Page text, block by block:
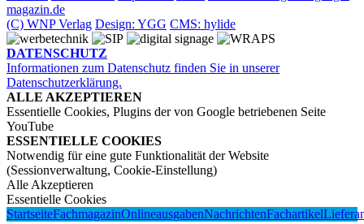
magazin.de
(C) WNP Verlag Design: YGG CMS: hylide
DATENSCHUTZ
Informationen zum Datenschutz finden Sie in unserer
Datenschutzerklärung.
ALLE AKZEPTIEREN
Essentielle Cookies, Plugins der von Google betriebenen Seite
YouTube
ESSENTIELLE COOKIES
Notwendig für eine gute Funktionalität der Website
(Sessionverwaltung, Cookie-Einstellung)
Alle Akzeptieren
Essentielle Cookies
StartseiteFachmagazinOnlineausgabenNachrichtenFachartikel